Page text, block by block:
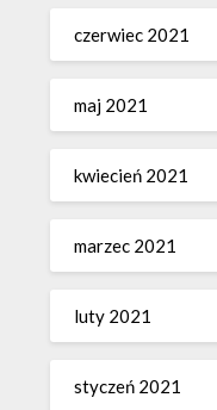
czerwiec 2021
maj 2021
kwiecień 2021
marzec 2021
luty 2021
styczeń 2021